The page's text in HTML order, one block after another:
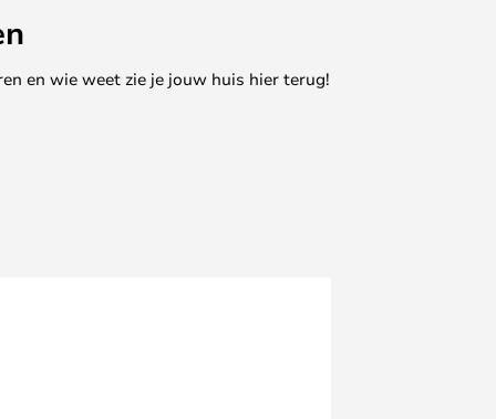
en wie weet zie je jouw huis hier terug!